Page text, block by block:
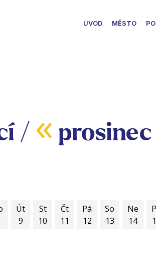
ÚVOD MĚSTO
/ «
Út
9
St
10
Čt
11
Pá
12
So
13
Ne
14